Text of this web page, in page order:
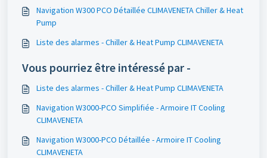
Navigation W300 PCO Détaillée CLIMAVENETA Chiller & Heat
Pump
Liste des alarmes - Chiller & Heat Pump CLIMAVENETA
Vous pourriez être intéressé par -
Liste des alarmes - Chiller & Heat Pump CLIMAVENETA
Navigation W3000-PCO Simplifiée - Armoire IT Cooling
CLIMAVENETA
Navigation W3000-PCO Détaillée - Armoire IT Cooling
CLIMAVENETA